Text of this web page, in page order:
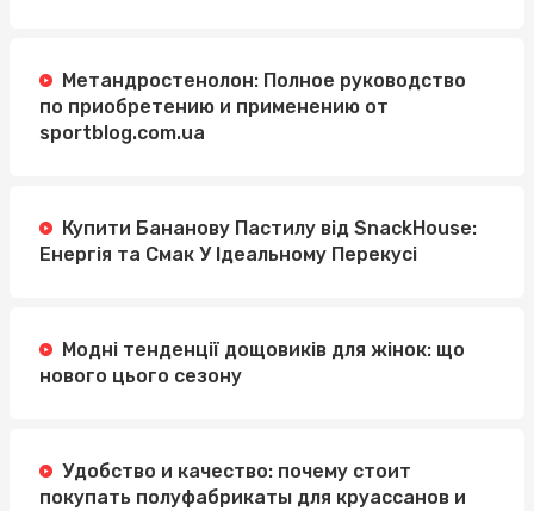
Метандростенолон: Полное руководство
по приобретению и применению от
sportblog.com.ua
Купити Бананову Пастилу від SnackHouse:
Енергія та Смак У Ідеальному Перекусі
Модні тенденції дощовиків для жінок: що
нового цього сезону
Удобство и качество: почему стоит
покупать полуфабрикаты для круассанов и